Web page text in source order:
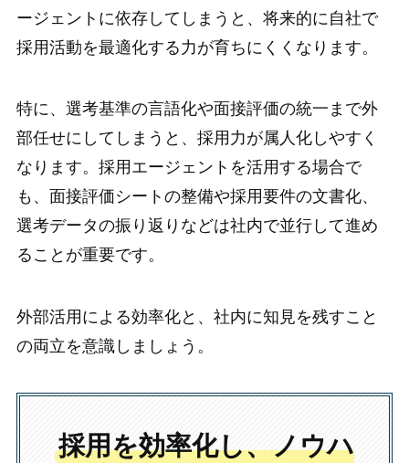
ージェントに依存してしまうと、将来的に自社で
採用活動を最適化する力が育ちにくくなります。
特に、選考基準の言語化や面接評価の統一まで外
部任せにしてしまうと、採用力が属人化しやすく
なります。採用エージェントを活用する場合で
も、面接評価シートの整備や採用要件の文書化、
選考データの振り返りなどは社内で並行して進め
ることが重要です。
外部活用による効率化と、社内に知見を残すこと
の両立を意識しましょう。
採用を効率化し、ノウハ